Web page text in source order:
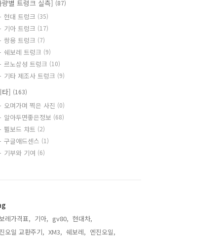
량별 트렁크 실측] (87)
현대 트렁크 (35)
기아 트렁크 (17)
쌍용 트렁크 (7)
쉐보레 트렁크 (9)
르노삼성 트렁크 (10)
기타 제조사 트렁크 (9)
타] (163)
오며가며 찍은 사진 (0)
알아두면좋은정보 (68)
쀨보드 챠트 (2)
구글애드센스 (1)
기부와 기여 (6)
레가격표, 기아, gv80, 현대차,
오일 교환주기, XM3, 쉐보레, 엔진오일,